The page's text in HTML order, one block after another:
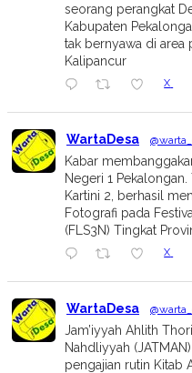
seorang perangkat
Kabupaten
tak bernyawa di area
Kalipancur
X
WartaDesa
Kabar
Negeri 1 Pekalongan.
Kartini 2, berhasil
Fotografi pada
(FLS3N) Tingkat
X
WartaDesa
Jam’iyyah Ahlith
Nahdliyyah
pengajian rutin Kitab